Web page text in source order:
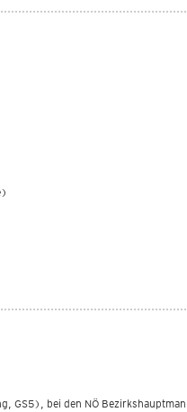
bei den NÖ